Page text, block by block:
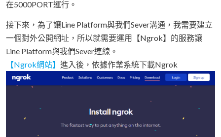
在5000PORT運行。
接下來，為了讓Line Platform與我們Sever溝通，我需要建立
一個對外公開網址，所以就需要運用【Ngrok】的服務讓
Line Platform與我們Sever連線。
【Ngrok網站】 進入後，依據作業系統下載Ngrok